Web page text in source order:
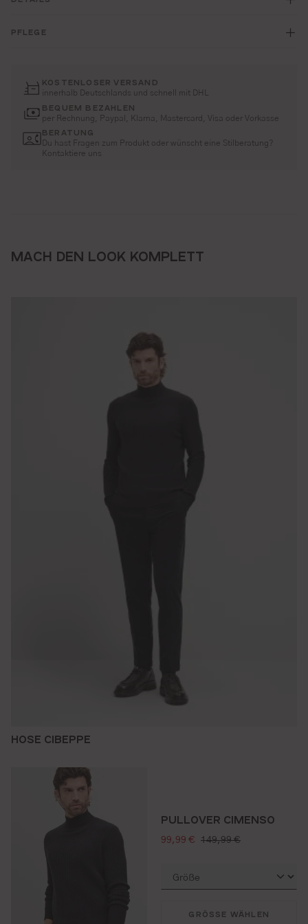
PFLEGE
KOSTENLOSER VERSAND
innerhalb Deutschlands und schnell mit DHL
BEQUEM BEZAHLEN
per Rechnung, Paypal, Klarna, Mastercard, Visa oder Vorkasse
BERATUNG
Du hast Fragen zum Produkt oder wünscht eine Stilberatung?
Kontaktiere uns
MACH DEN LOOK KOMPLETT
HOSE CIBEPPE
PULLOVER CIMENSO
verkaufspreis:
99,99 € regulärer preis:
149,99 €
GRÖSSE WÄHLEN